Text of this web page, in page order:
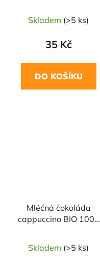
Skladem (>5 ks)
35 Kč
DO KOŠÍKU
Mléčná čokoláda
cappuccino BIO 100g
Skladem (>5 ks)